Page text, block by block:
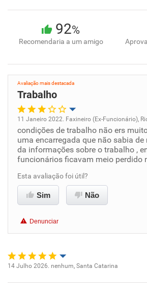
92%
Recomendaria a um amigo
Avaliação mais destacada
Trabalho
Oportunidade de promoção
Ambiente de trabalho
Conciliação com a vida familiar
Benefícios
Não recomenda esta empresa
11 Janeiro 2022. Faxineiro (Ex-Funcionário),
condições de trabalho não ers
uma encarregada que não sabia de
da informações sobre o trabalho ,
funcionários ficavam meio perdido
Esta avaliação foi útil?
Sim Não
Denunciar
14 Julho 2026. nenhum, Santa Catarina